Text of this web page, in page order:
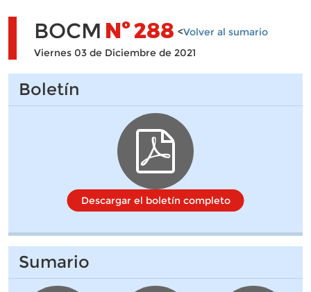
BOCM Nº288 <Volver al sumario
Viernes 03 de Diciembre de 2021
Boletín
Descargar el boletín completo
Sumario